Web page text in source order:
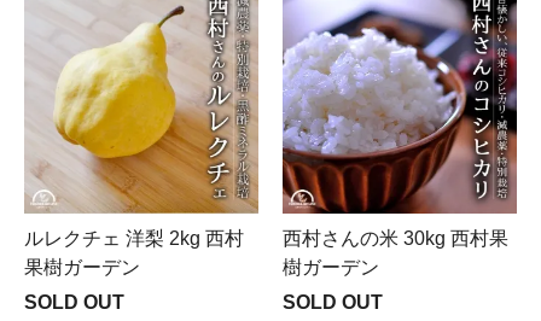
ルレクチェ 洋梨 2kg 西村
果樹ガーデン
SOLD OUT
西村さんの米 30kg 西村果
樹ガーデン
SOLD OUT